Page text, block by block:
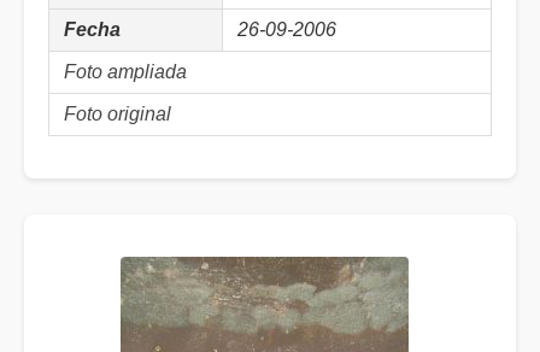
Fecha 26-09-2006
Foto ampliada
Foto original